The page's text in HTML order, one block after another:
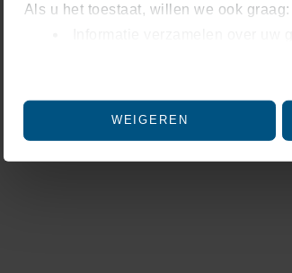
Als u het toestaat, willen we ook graag:
U kunt uw toestemming op elk
We gebruiken cookies om content en
om ons websiteverkeer te analyseren.
WEIGEREN